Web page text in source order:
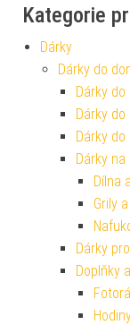
Kategorie
Dárky
Dárky do
Dárky do
Dárky
Dárky
Dárky na
Dílna
Grily
Dárky
Doplňky